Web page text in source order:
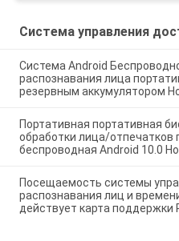
Система управления
Система Android
распознавания лица
резервным аккумулятором
Портативная портативная
обработки лица/отпечатков
беспроводная Android 10.0
Посещаемость системы
распознавания лиц и
действует карта поддержки